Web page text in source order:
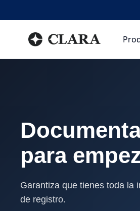
para
Garantiza que tienes toda la
de registro.